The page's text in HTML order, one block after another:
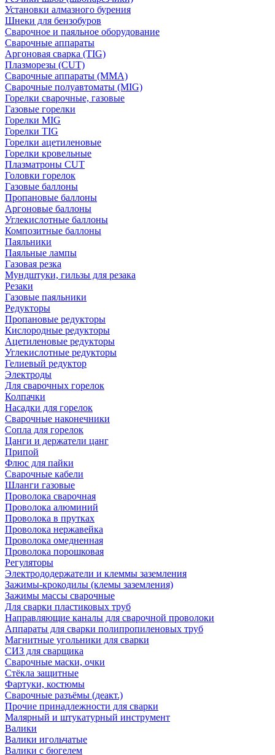
Установки алмазного бурения
Шнеки для бензобуров
Сварочное и паяльное оборудование
Сварочные аппараты
Аргоновая сварка (TIG)
Плазморезы (CUT)
Сварочные аппараты (MMA)
Сварочные полуавтоматы (MIG)
Горелки сварочные, газовые
Газовые горелки
Горелки MIG
Горелки TIG
Горелки ацетиленовые
Горелки кровельные
Плазматроны CUT
Головки горелок
Газовые баллоны
Пропановые баллоны
Аргоновые баллоны
Углекислотные баллоны
Композитные баллоны
Паяльники
Паяльные лампы
Газовая резка
Мундштуки, гильзы для резака
Резаки
Газовые паяльники
Редукторы
Пропановые редукторы
Кислородные редукторы
Ацетиленовые редукторы
Углекислотные редукторы
Гелиевый редуктор
Электроды
Для сварочных горелок
Колпачки
Насадки для горелок
Сварочные наконечники
Сопла для горелок
Цанги и держатели цанг
Припой
Флюс для пайки
Сварочные кабели
Шланги газовые
Проволока сварочная
Проволока алюминий
Проволока в прутках
Проволока нержавейка
Проволока омедненная
Проволока порошковая
Регуляторы
Электрододержатели и клеммы заземления
Зажимы-крокодилы (клемы заземления)
Зажимы массы сварочные
Для сварки пластиковых труб
Направляющие каналы для сварочной проволоки
Аппараты для сварки полипропиленовых труб
Магнитные угольники для сварки
СИЗ для сварщика
Сварочные маски, очки
Стёкла защитные
Фартуки, костюмы
Сварочные разъёмы (деакт.)
Прочие принадлежности для сварки
Малярный и штукатурный инструмент
Валики
Валики игольчатые
Валики с бюгелем